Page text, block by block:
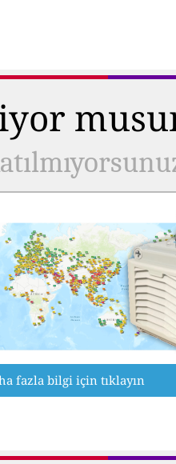
fazla bilgi için tıklayın